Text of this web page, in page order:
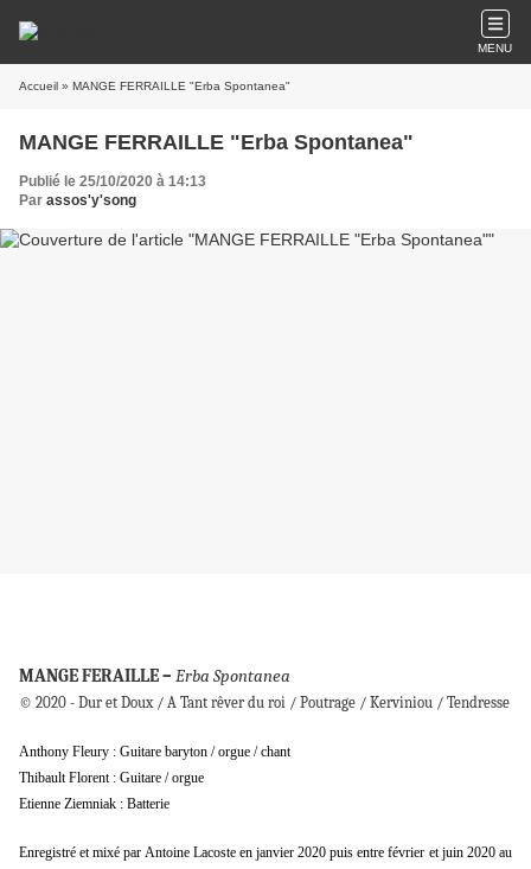
MENU
Accueil » MANGE FERRAILLE "Erba Spontanea"
MANGE FERRAILLE "Erba Spontanea"
Publié le 25/10/2020 à 14:13
Par assos'y'song
MANGE FERAILLE – Erba Spontanea
© 2020 - Dur et Doux / A Tant rêver du roi / Poutrage / Kerviniou / Tendresse
Anthony Fleury : Guitare baryton / orgue / chant
Thibault Florent : Guitare / orgue
Etienne Ziemniak : Batterie
Enregistré et mixé par Antoine Lacoste en janvier 2020 puis entre février et juin 2020 au